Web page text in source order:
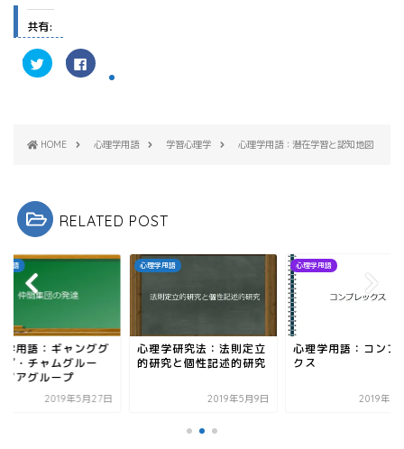
共有:
ク
リ
i
共
有
(
し
い
ン
で
開
き
ま
す
)
F
a
で
ク
ク
し
(
新
し
い
ン
ド
HOME 心理学用語 学習心理学 心理学用語：潜在学習と認知地図
RELATED POST
学用語
学研究法：法則定立
究と個性記述的研究
2019年5月9日
心理学用語
心理学用語：コンプレッ
クス
2019年6月10日
心理学用語
心理学用語：ギャ
ループ・チャムグ
2019年